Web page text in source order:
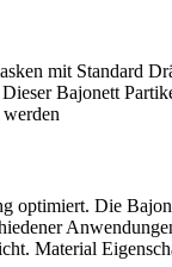
mit Standard
Bajonett
Die
Material